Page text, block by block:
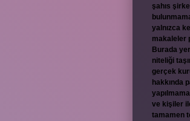
şahıs
yalnızca
makaleler
Burada
niteliği
gerçek
hakkında
ve kişiler
tamamen